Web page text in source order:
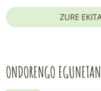
ZURE
ONDORENGO